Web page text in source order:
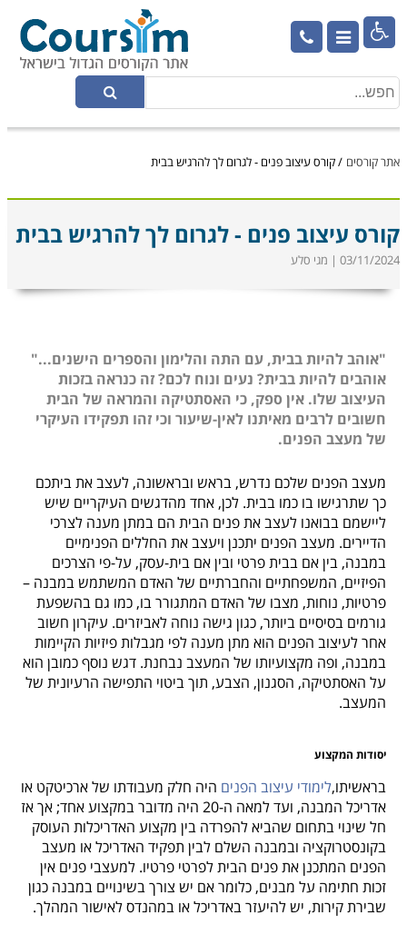

אתר קורסים /קורס עיצוב פנים - לגרום לך להרגיש בבית
קורס עיצוב פנים - לגרום לך להרגיש בבית
03/11/2024 | מגי סלע
"אוהב להיות בבית, עם התה והלימון והספרים הישנים..."
אוהבים להיות בבית? נעים ונוח לכם? זה כנראה בזכות
העיצוב שלו. אין ספק, כי האסתטיקה והמראה של הבית
חשובים לרבים מאיתנו לאין-שיעור וכי זהו תפקידו העיקרי
של מעצב הפנים.
מעצב הפנים שלכם נדרש, בראש ובראשונה, לעצב את ביתכם
כך שתרגישו בו כמו בבית. לכן, אחד מהדגשים העיקריים שיש
ליישמם בבואנו לעצב את פנים הבית הם במתן מענה לצרכי
הדיירים. מעצב הפנים יתכנן ויעצב את החללים הפנימיים
במבנה, בין אם בבית פרטי ובין אם בית-עסק, על-פי הצרכים
הפיזיים, המשפחתיים והחברתיים של האדם המשתמש במבנה –
פרטיות, נוחות, מצבו של האדם המתגורר בו, כמו גם בהשפעת
גורמים בסיסיים ביותר, כגון גישה נוחה לאביזרים. עיקרון חשוב
אחר לעיצוב הפנים הוא מתן מענה לפי מגבלות פיזיות הקיימות
במבנה, ופה מקצועיותו של המעצב נבחנת. דגש נוסף כמובן הוא
על האסתטיקה, הסגנון, הצבע, תוך ביטוי התפישה הרעיונית של
המעצב.
יסודות המקצוע
בראשיתו,לימודי עיצוב הפנים היה חלק מעבודתו של ארכיטקט או
אדריכל המבנה, ועד למאה ה-20 היה מדובר במקצוע אחד; אך אז
חל שינוי בתחום שהביא להפרדה בין מקצוע האדריכלות העוסק
בקונסטרוקציה ובמבנה השלם לבין תפקיד האדריכל או מעצב
הפנים המתכנן את פנים הבית לפרטי פרטיו. למעצבי פנים אין
זכות חתימה על מבנים, כלומר אם יש צורך בשינויים במבנה כגון
שבירת קירות, יש להיעזר באדריכל או במהנדס לאישור המהלך.